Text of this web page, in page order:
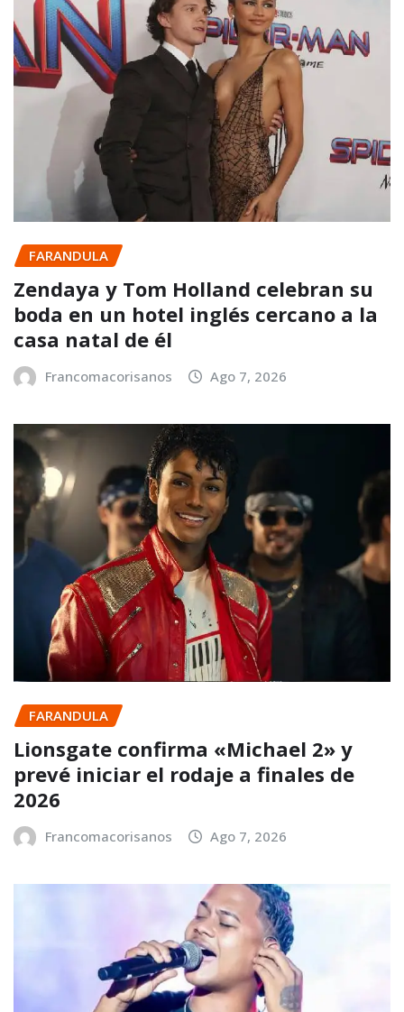
FARANDULA
Zendaya y Tom Holland celebran su
boda en un hotel inglés cercano a la
casa natal de él
Francomacorisanos Ago 7, 2026
FARANDULA
Lionsgate confirma «Michael 2» y
prevé iniciar el rodaje a finales de
2026
Francomacorisanos Ago 7, 2026